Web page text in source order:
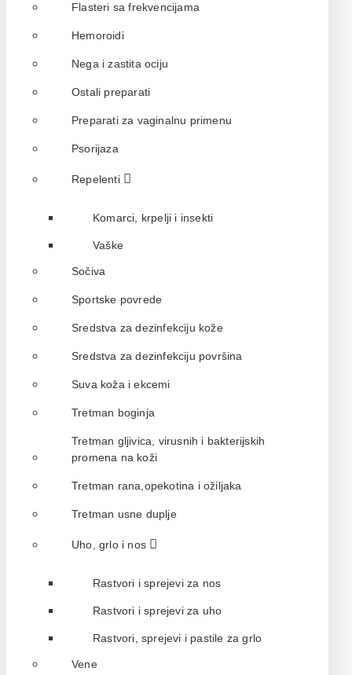
Flasteri sa frekvencijama
Hemoroidi
Nega i zastita ociju
Ostali preparati
Preparati za vaginalnu primenu
Psorijaza
Repelenti
Komarci, krpelji i insekti
Vaške
Sočiva
Sportske povrede
Sredstva za dezinfekciju kože
Sredstva za dezinfekciju površina
Suva koža i ekcemi
Tretman boginja
Tretman gljivica, virusnih i bakterijskih
promena na koži
Tretman rana,opekotina i ožiljaka
Tretman usne duplje
Uho, grlo i nos
Rastvori i sprejevi za nos
Rastvori i sprejevi za uho
Rastvori, sprejevi i pastile za grlo
Vene